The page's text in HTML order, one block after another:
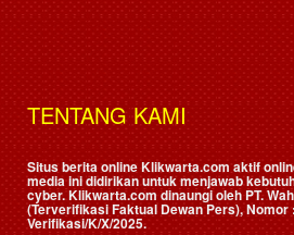
TENTANG KAMI
Situs berita online Klikwarta.com aktif
media ini didirikan untuk menjawab
cyber. Klikwarta.com dinaungi oleh PT.
(Terverifikasi Faktual Dewan Pers), Nomor
Verifikasi/K/X/2025.